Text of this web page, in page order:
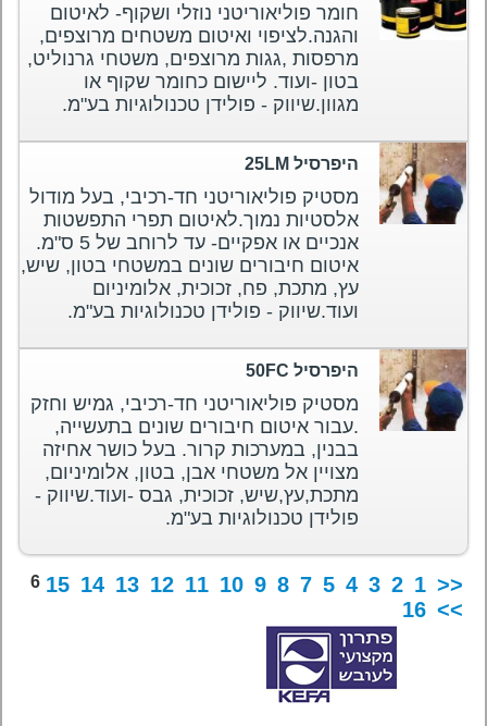
חומר פוליאוריטני נוזלי ושקוף- לאיטום
והגנה.לציפוי ואיטום משטחים מרוצפים,
מרפסות ,גגות מרוצפים, משטחי גרנוליט,
בטון -ועוד. ליישום כחומר שקוף או
מגוון.שיווק - פולידן טכנולוגיות בע"מ.
היפרסיל 25LM
מסטיק פוליאוריטני חד-רכיבי, בעל מודול
אלסטיות נמוך.לאיטום תפרי התפשטות
אנכיים או אפקיים- עד לרוחב של 5 ס"מ.
איטום חיבורים שונים במשטחי בטון, שיש,
עץ, מתכת, פח, זכוכית, אלומיניום
ועוד.שיווק - פולידן טכנולוגיות בע"מ.
היפרסיל 50FC
מסטיק פוליאוריטני חד-רכיבי, גמיש וחזק
.עבור איטום חיבורים שונים בתעשייה,
בבנין, במערכות קרור. בעל כושר אחיזה
מצויין אל משטחי אבן, בטון, אלומיניום,
מתכת,עץ,שיש, זכוכית, גבס -ועוד.שיווק -
פולידן טכנולוגיות בע"מ.
<<
1
2
3
4
5
6 7
8
9
10
11
12
13
14
15
16 >>